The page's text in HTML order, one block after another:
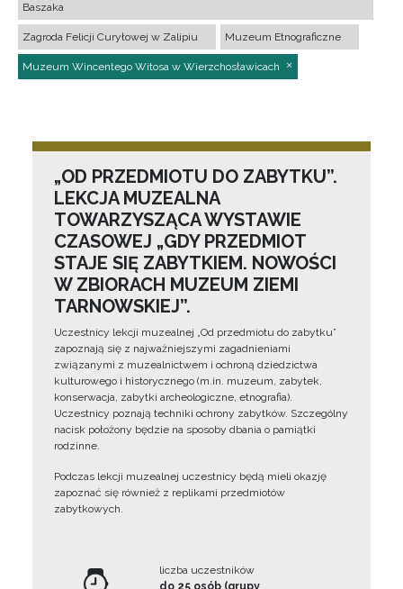
Baszaka
Zagroda Felicji Curyłowej w Zalipiu Muzeum Etnograficzne
Muzeum Wincentego Witosa w Wierzchosławicach
„OD PRZEDMIOTU DO ZABYTKU”.
LEKCJA MUZEALNA
TOWARZYSZĄCA WYSTAWIE
CZASOWEJ „GDY PRZEDMIOT
STAJE SIĘ ZABYTKIEM. NOWOŚCI
W ZBIORACH MUZEUM ZIEMI
TARNOWSKIEJ”.
Uczestnicy lekcji muzealnej „Od przedmiotu do zabytku”
zapoznają się z najważniejszymi zagadnieniami
związanymi z muzealnictwem i ochroną dziedzictwa
kulturowego i historycznego (m.in. muzeum, zabytek,
konserwacja, zabytki archeologiczne, etnografia).
Uczestnicy poznają techniki ochrony zabytków. Szczególny
nacisk położony będzie na sposoby dbania o pamiątki
rodzinne.
Podczas lekcji muzealnej uczestnicy będą mieli okazję
zapoznać się również z replikami przedmiotów
zabytkowych.
liczba uczestników
do 25 osób (grupy